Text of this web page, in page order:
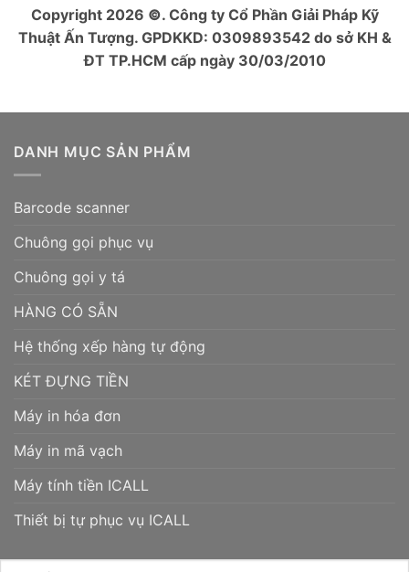
Copyright 2026 ©. Công ty Cổ Phần Giải Pháp Kỹ
Thuật Ấn Tượng. GPDKKD: 0309893542 do sở KH &
ĐT TP.HCM cấp ngày 30/03/2010
DANH MỤC SẢN PHẨM
Barcode scanner
Chuông gọi phục vụ
Chuông gọi y tá
HÀNG CÓ SẴN
Hệ thống xếp hàng tự động
KÉT ĐỰNG TIỀN
Máy in hóa đơn
Máy in mã vạch
Máy tính tiền ICALL
Thiết bị tự phục vụ ICALL